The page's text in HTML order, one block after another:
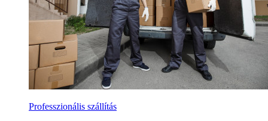
Professzionális szállítás